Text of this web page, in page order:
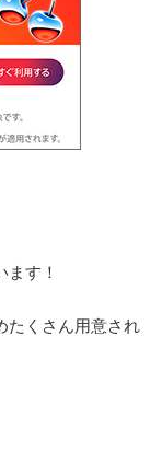
ます！
たくさん用意され